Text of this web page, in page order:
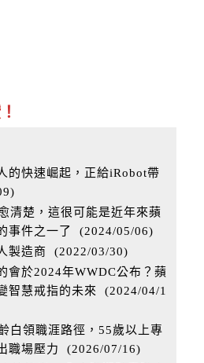
的快速崛起，正給iRobot帶
)
清楚，這很可能是近年來蘋
事件之一了
(2024/05/06)
製造商
(2022/03/30)
會於2024年WWDC公布？蘋
智慧戒指的未來
(2024/04/1
白領職涯路徑，55歲以上專
職場壓力
(2026/07/16)